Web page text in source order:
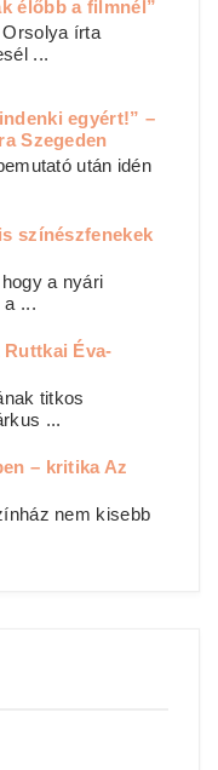
élőbb a filmnél”
írta
...
egyért!” –
Szegeden
után idén
színészfenekek
a nyári
...
Éva-
titkos
...
– kritika Az
nem kisebb